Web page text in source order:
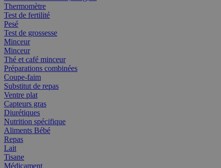
Thermomètre
Test de fertilité
Pesé
Test de grossesse
Minceur
Minceur
Thé et café minceur
Préparations combinées
Coupe-faim
Substitut de repas
Ventre plat
Capteurs gras
Diurétiques
Nutrition spécifique
Aliments Bébé
Repas
Lait
Tisane
Médicament